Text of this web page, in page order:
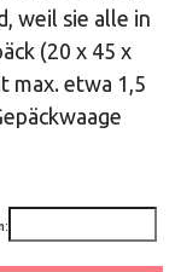
weil sie alle in
(20 x 45 x
max. etwa 1,5